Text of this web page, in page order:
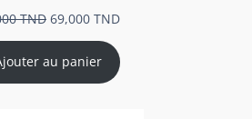
TND 69,000 TND
au panier